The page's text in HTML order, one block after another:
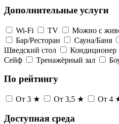
Дополнительные услуги
Wi-Fi TV Можно с
Бар/Ресторан
Сауна/Баня
Шведский стол
Кондиционер
Сейф
Тренажёрный зал
По рейтингу
От 3 ★ От 3,5 ★ От 4
Доступная среда